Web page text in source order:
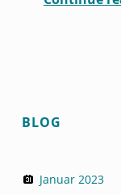
1
BLOG
Januar 2023